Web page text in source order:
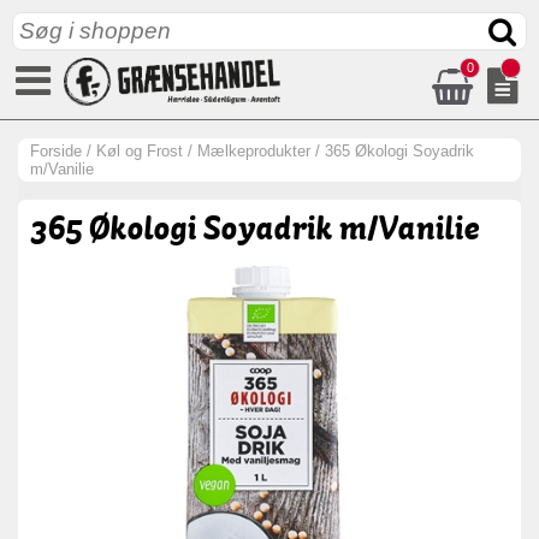
0
Forside / Køl og Frost / Mælkeprodukter / 365 Økologi Soyadrik
m/Vanilie
365 Økologi Soyadrik m/Vanilie